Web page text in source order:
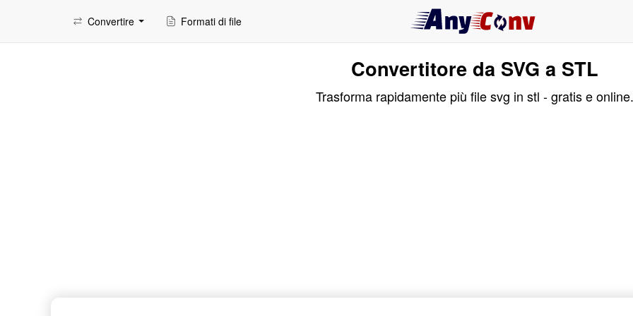
Convertire Formati di file
Convertitore da SVG a STL
Trasforma rapidamente più file svg in stl - gratis e online.